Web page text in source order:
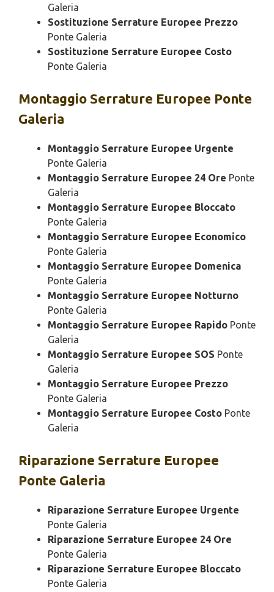
Galeria
Sostituzione Serrature Europee Prezzo
Ponte Galeria
Sostituzione Serrature Europee Costo
Ponte Galeria
Montaggio Serrature Europee Ponte
Galeria
Montaggio Serrature Europee Urgente
Ponte Galeria
Montaggio Serrature Europee 24 Ore Ponte
Galeria
Montaggio Serrature Europee Bloccato
Ponte Galeria
Montaggio Serrature Europee Economico
Ponte Galeria
Montaggio Serrature Europee Domenica
Ponte Galeria
Montaggio Serrature Europee Notturno
Ponte Galeria
Montaggio Serrature Europee Rapido Ponte
Galeria
Montaggio Serrature Europee SOS Ponte
Galeria
Montaggio Serrature Europee Prezzo
Ponte Galeria
Montaggio Serrature Europee Costo Ponte
Galeria
Riparazione Serrature Europee
Ponte Galeria
Riparazione Serrature Europee Urgente
Ponte Galeria
Riparazione Serrature Europee 24 Ore
Ponte Galeria
Riparazione Serrature Europee Bloccato
Ponte Galeria